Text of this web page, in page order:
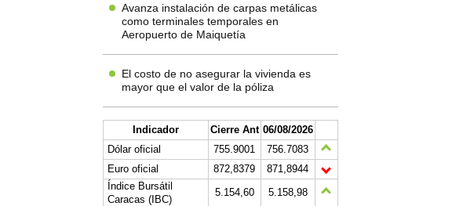
Avanza instalación de carpas metálicas
como terminales temporales en
Aeropuerto de Maiquetía
El costo de no asegurar la vivienda es
mayor que el valor de la póliza
Indicador Cierre Ant 06/08/2026
Dólar oficial
755.9001
756.7083
Euro oficial
872,8379
871,8944
Índice Bursátil
Caracas (IBC)
5.154,60
5.158,98